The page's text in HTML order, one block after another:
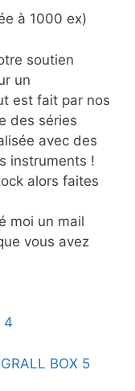
à 1000 ex)
soutien
un
est fait par nos
des séries
avec des
instruments !
alors faites
moi un mail
vous avez
4
BOX 5